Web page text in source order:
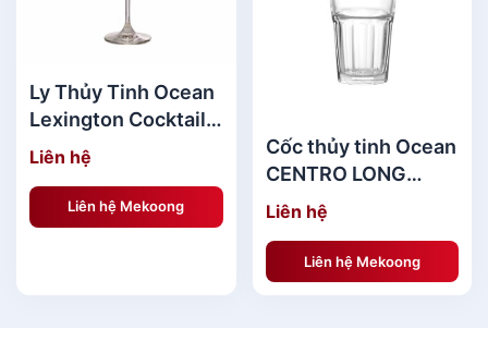
Ly Thủy Tinh Ocean
Lexington Cocktail
205ml - Ly cocktail
Liên hệ
Liên hệ Mekoong
Cốc thủy tinh Ocean
CENTRO LONG
DRINK 495ML
Liên hệ
Liên hệ Mekoong